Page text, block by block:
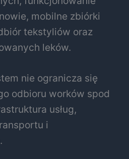
mobilne zbiórki
tekstyliów oraz
leków.
nie ogranicza się
odbioru worków spod
usług,
i